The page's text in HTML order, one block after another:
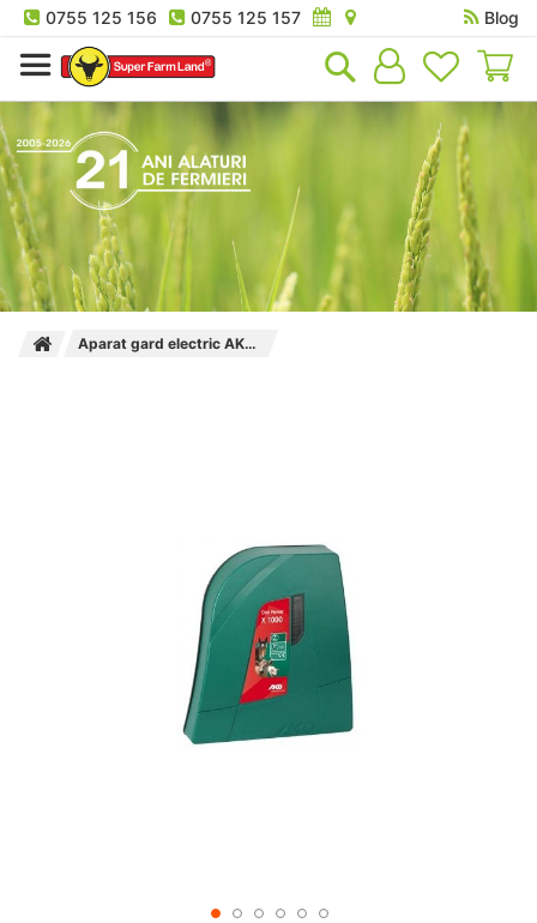
0755 125 156 0755 125 157
Blog
Aparat gard electric AKO X1000 1.60 J duo 12/220V